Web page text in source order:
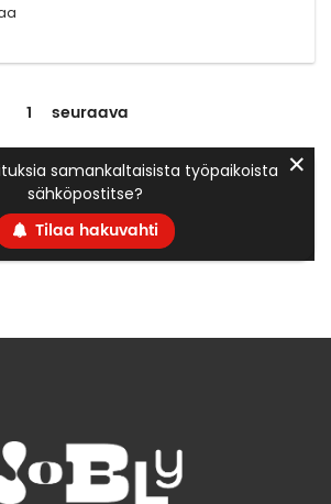
1 seuraava
samankaltaisista työpaikoista
sähköpostitse?
Tilaa hakuvahti
✕